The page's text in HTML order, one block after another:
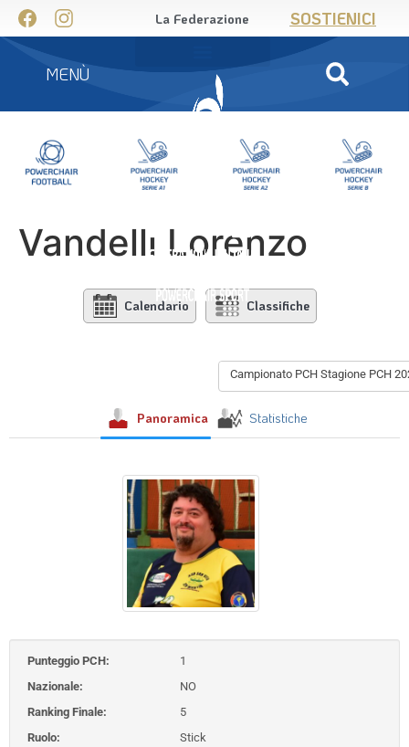
La Federazione SOSTIENICI
MENÙ
Vandelli Lorenzo
Calendario Classifiche
Campionato PCH Stagione PCH
Panoramica Statistiche
Punteggio PCH:
1
Nazionale:
NO
Ranking Finale:
5
Ruolo:
Stick